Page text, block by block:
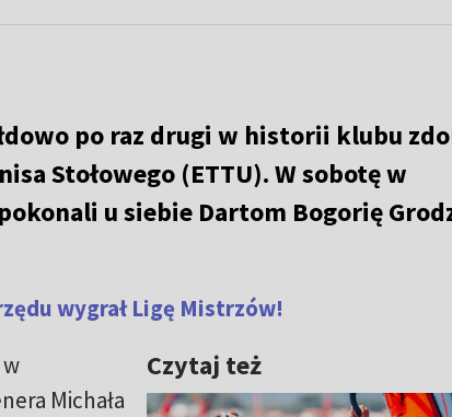
po raz drugi w historii klubu
Stołowego (ETTU). W sobotę w
u siebie Dartom Bogorię
wygrał Ligę Mistrzów!
Czytaj też
Michała